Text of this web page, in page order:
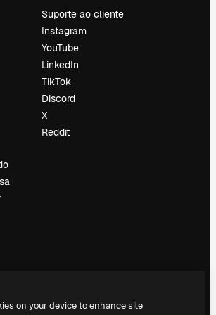
Suporte ao cliente
Instagram
YouTube
LinkedIn
TikTok
Discord
X
Reddit
on your device to enhance site